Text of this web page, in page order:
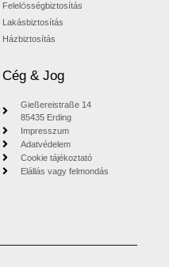
Felelősségbiztosítás
Lakásbiztosítás
Házbiztosítás
Cég & Jog
Gießereistraße 14
85435 Erding
Impresszum
Adatvédelem
Cookie tájékoztató
Elállás vagy felmondás